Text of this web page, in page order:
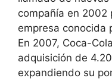
compañía en 2002
empresa conocida
En 2007, Coca-
adquisición de
expandiendo su